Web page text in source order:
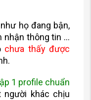
họ đang bận,
nhận thông tin …
chưa thấy được
1 profile chuẩn
người khác chịu